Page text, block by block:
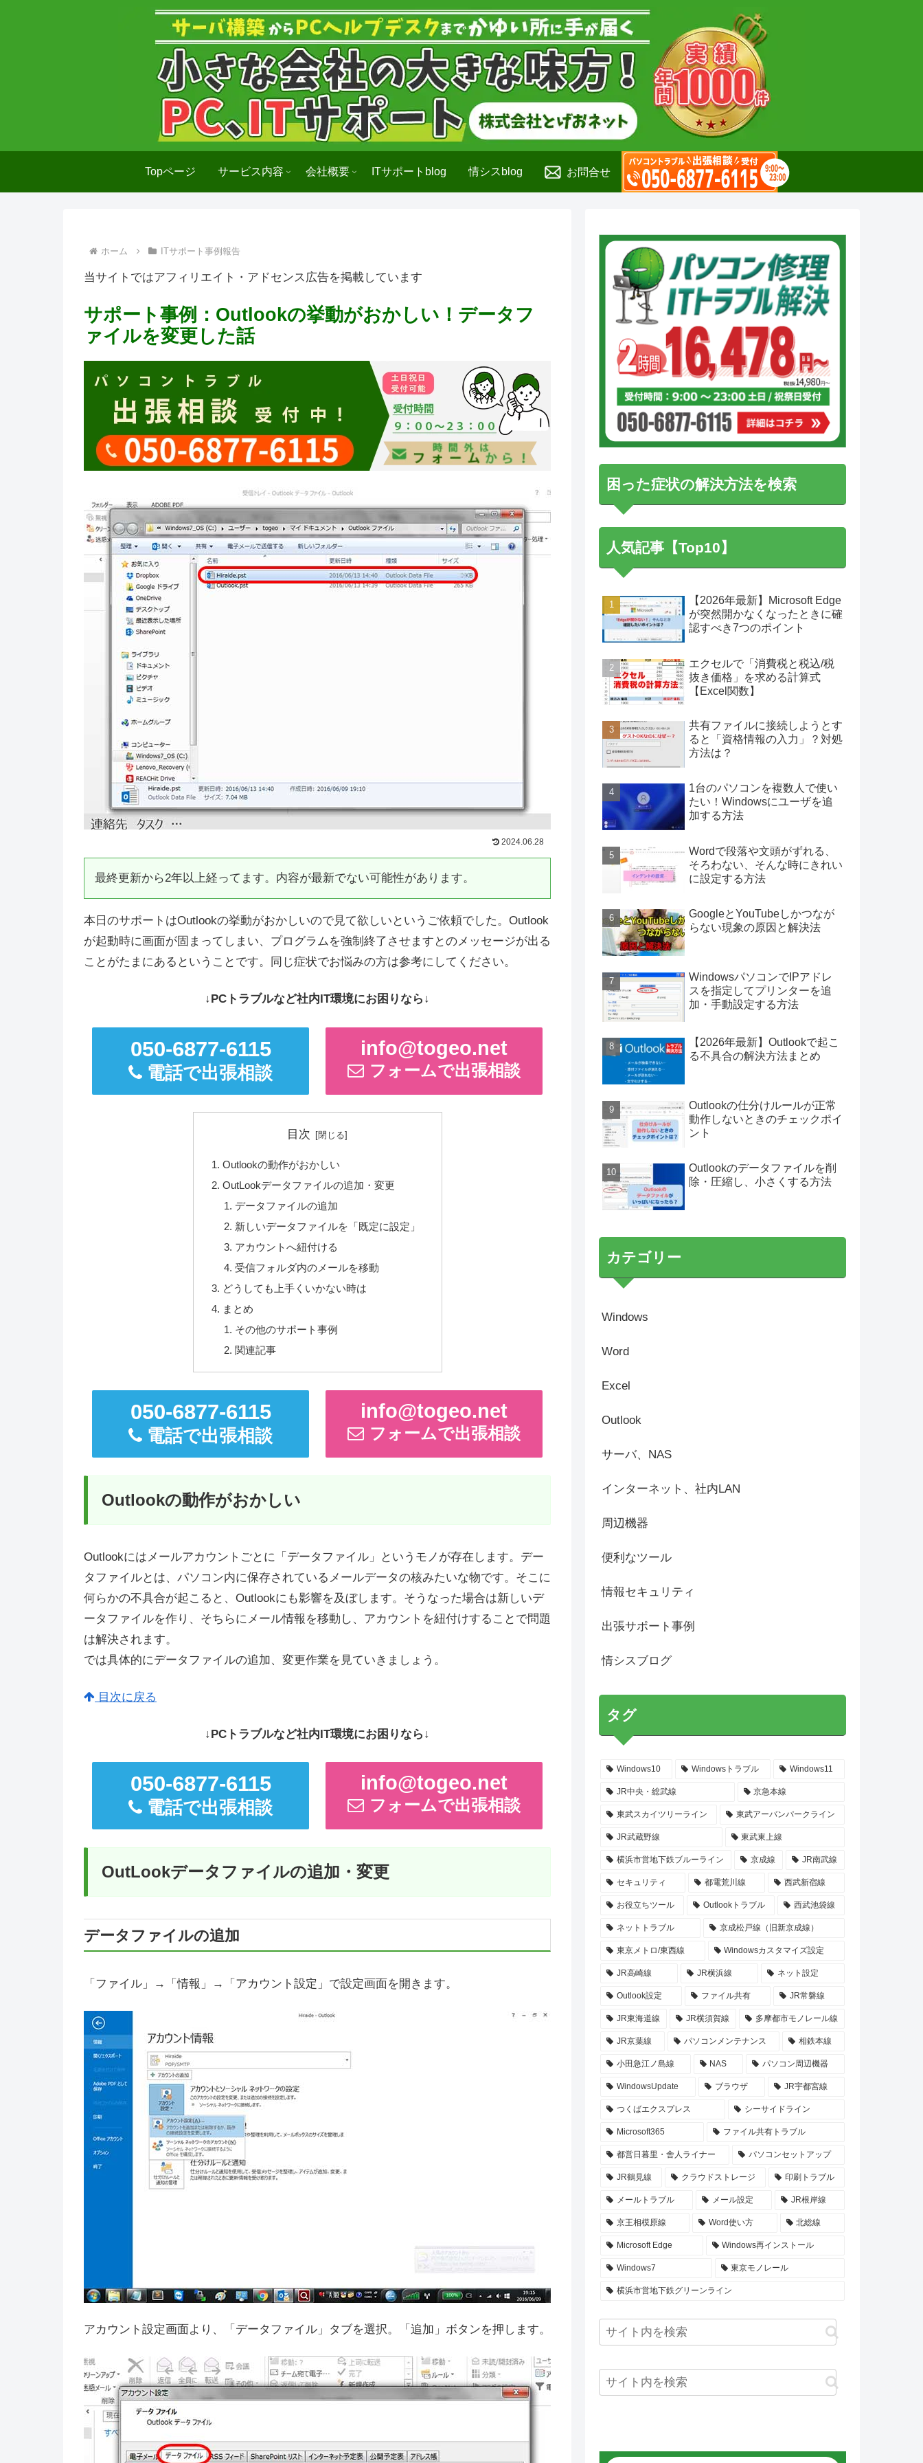
Topページ サービス内容 会社概要 ITサポートblog 情シスblog お問合せ
ホーム ITサポート事例報告
当サイトではアフィリエイト・アドセンス広告を掲載しています
サポート事例：Outlookの挙動がおかしい！データフ
ァイルを変更した話
2024.06.28
最終更新から2年以上経ってます。内容が最新でない可能性があります。
本日のサポートはOutlookの挙動がおかしいので見て欲しいというご依頼でした。Outlook
が起動時に画面が固まってしまい、プログラムを強制終了させますとのメッセージが出る
ことがたまにあるということです。同じ症状でお悩みの方は参考にしてください。
↓PCトラブルなど社内IT環境にお困りなら↓
050-6877-6115
電話で出張相談
info@togeo.net
フォームで出張相談
目次
Outlookの動作がおかしい
OutLookデータファイルの追加・変更
データファイルの追加
新しいデータファイルを「既定に設定」
アカウントへ紐付ける
受信フォルダ内のメールを移動
どうしても上手くいかない時は
まとめ
その他のサポート事例
関連記事
050-6877-6115
電話で出張相談
info@togeo.net
フォームで出張相談
Outlookの動作がおかしい
Outlookにはメールアカウントごとに「データファイル」というモノが存在します。デー
タファイルとは、パソコン内に保存されているメールデータの核みたいな物です。そこに
何らかの不具合が起こると、Outlookにも影響を及ぼします。そうなった場合は新しいデ
ータファイルを作り、そちらにメール情報を移動し、アカウントを紐付けすることで問題
は解決されます。
では具体的にデータファイルの追加、変更作業を見ていきましょう。
目次に戻る
↓PCトラブルなど社内IT環境にお困りなら↓
050-6877-6115
電話で出張相談
info@togeo.net
フォームで出張相談
OutLookデータファイルの追加・変更
データファイルの追加
「ファイル」→「情報」→「アカウント設定」で設定画面を開きます。
アカウント設定画面より、「データファイル」タブを選択。「追加」ボタンを押します。
困った症状の解決方法を検索
人気記事【Top10】
【2026年最新】Microsoft Edge
が突然開かなくなったときに確
認すべき7つのポイント
エクセルで「消費税と税込/税
抜き価格」を求める計算式
【Excel関数】
共有ファイルに接続しようとす
ると「資格情報の入力」？対処
方法は？
1台のパソコンを複数人で使い
たい！Windowsにユーザを追
加する方法
Wordで段落や文頭がずれる、
そろわない、そんな時にきれい
に設定する方法
GoogleとYouTubeしかつなが
らない現象の原因と解決法
WindowsパソコンでIPアドレ
スを指定してプリンターを追
加・手動設定する方法
【2026年最新】Outlookで起こ
る不具合の解決方法まとめ
Outlookの仕分けルールが正常
動作しないときのチェックポイ
ント
Outlookのデータファイルを削
除・圧縮し、小さくする方法
カテゴリー
Windows
Word
Excel
Outlook
サーバ、NAS
インターネット、社内LAN
周辺機器
便利なツール
情報セキュリティ
出張サポート事例
情シスブログ
タグ
Windows10 Windowsトラブル Windows11
JR中央・総武線 京急本線
東武スカイツリーライン 東武アーバンパークライン
JR武蔵野線 東武東上線
横浜市営地下鉄ブルーライン 京成線 JR南武線
セキュリティ 都電荒川線 西武新宿線
お役立ちツール Outlookトラブル 西武池袋線
ネットトラブル 京成松戸線（旧新京成線）
東京メトロ/東西線 Windowsカスタマイズ設定
JR高崎線 JR横浜線 ネット設定
Outlook設定 ファイル共有 JR常磐線
JR東海道線 JR横須賀線 多摩都市モノレール線
JR京葉線 パソコンメンテナンス 相鉄本線
小田急江ノ島線 NAS パソコン周辺機器
WindowsUpdate ブラウザ JR宇都宮線
つくばエクスプレス シーサイドライン
Microsoft365 ファイル共有トラブル
都営日暮里・舎人ライナー パソコンセットアップ
JR鶴見線 クラウドストレージ 印刷トラブル
メールトラブル メール設定 JR根岸線
京王相模原線 Word使い方 北総線
Microsoft Edge Windows再インストール
Windows7 東京モノレール
横浜市営地下鉄グリーンライン